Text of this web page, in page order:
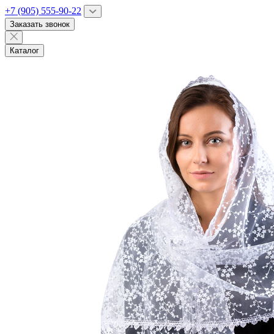
+7 (905) 555-90-22
Заказать звонок
Каталог